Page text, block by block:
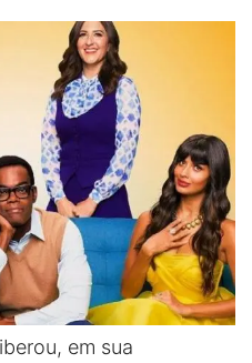
em sua